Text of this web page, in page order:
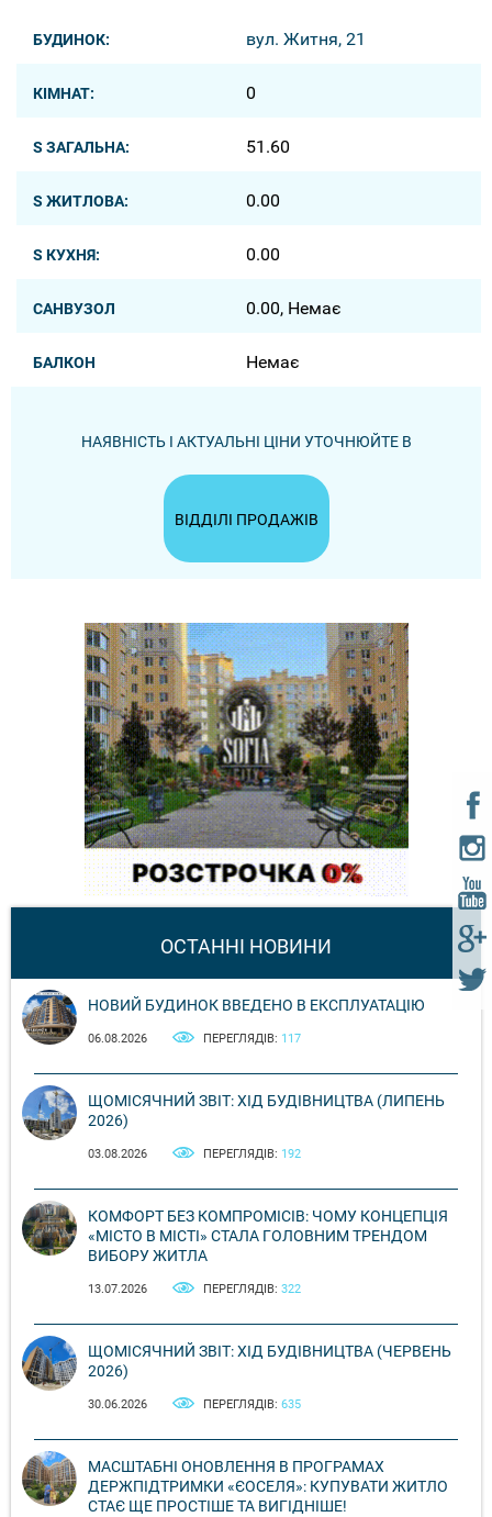
БУДИНОК: вул. Житня, 21
КІМНАТ: 0
S ЗАГАЛЬНА: 51.60
S ЖИТЛОВА: 0.00
S КУХНЯ: 0.00
САНВУЗОЛ 0.00, Немає
БАЛКОН Немає
НАЯВНІСТЬ І АКТУАЛЬНІ ЦІНИ УТОЧНЮЙТЕ В
ВІДДІЛІ ПРОДАЖІВ
ОСТАННІ НОВИНИ
НОВИЙ БУДИНОК ВВЕДЕНО В ЕКСПЛУАТАЦІЮ
06.08.2026 ПЕРЕГЛЯДІВ: 117
ЩОМІСЯЧНИЙ ЗВІТ: ХІД БУДІВНИЦТВА (ЛИПЕНЬ
2026)
03.08.2026 ПЕРЕГЛЯДІВ: 192
КОМФОРТ БЕЗ КОМПРОМІСІВ: ЧОМУ КОНЦЕПЦІЯ
«МІСТО В МІСТІ» СТАЛА ГОЛОВНИМ ТРЕНДОМ
ВИБОРУ ЖИТЛА
13.07.2026 ПЕРЕГЛЯДІВ: 322
ЩОМІСЯЧНИЙ ЗВІТ: ХІД БУДІВНИЦТВА (ЧЕРВЕНЬ
2026)
30.06.2026 ПЕРЕГЛЯДІВ: 635
МАСШТАБНІ ОНОВЛЕННЯ В ПРОГРАМАХ
ДЕРЖПІДТРИМКИ «ЄОСЕЛЯ»: КУПУВАТИ ЖИТЛО
СТАЄ ЩЕ ПРОСТІШЕ ТА ВИГІДНІШЕ!